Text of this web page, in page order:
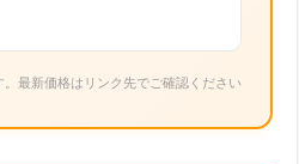
最新価格はリンク先でご確認ください